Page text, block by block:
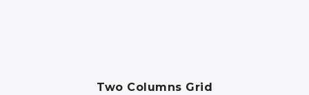
Two Columns Grid